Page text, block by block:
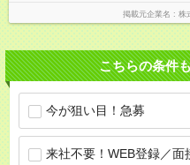
掲載元企業名 株
こちらの条件
今が狙い目！急募
来社不要！WEB登録／面